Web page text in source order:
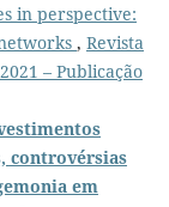
in perspective:
, Revista
– Publicação
controvérsias
em